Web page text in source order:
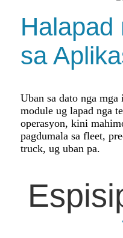
Halapad
sa
Uban sa dato nga
module ug lapad nga
operasyon, kini
pagdumala sa fleet,
truck, ug uban pa.